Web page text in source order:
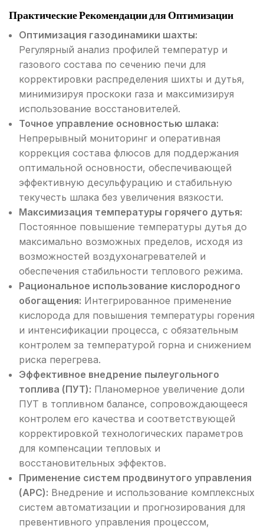
Практические Рекомендации для Оптимизации
Оптимизация газодинамики шахты:
Регулярный анализ профилей температур и
газового состава по сечению печи для
корректировки распределения шихты и дутья,
минимизируя проскоки газа и максимизируя
использование восстановителей.
Точное управление основностью шлака:
Непрерывный мониторинг и оперативная
коррекция состава флюсов для поддержания
оптимальной основности, обеспечивающей
эффективную десульфурацию и стабильную
текучесть шлака без увеличения вязкости.
Максимизация температуры горячего дутья:
Постоянное повышение температуры дутья до
максимально возможных пределов, исходя из
возможностей воздухонагревателей и
обеспечения стабильности теплового режима.
Рациональное использование кислородного
обогащения: Интегрированное применение
кислорода для повышения температуры горения
и интенсификации процесса, с обязательным
контролем за температурой горна и снижением
риска перегрева.
Эффективное внедрение пылеугольного
топлива (ПУТ): Планомерное увеличение доли
ПУТ в топливном балансе, сопровождающееся
контролем его качества и соответствующей
корректировкой технологических параметров
для компенсации тепловых и
восстановительных эффектов.
Применение систем продвинутого управления
(APC): Внедрение и использование комплексных
систем автоматизации и прогнозирования для
превентивного управления процессом,